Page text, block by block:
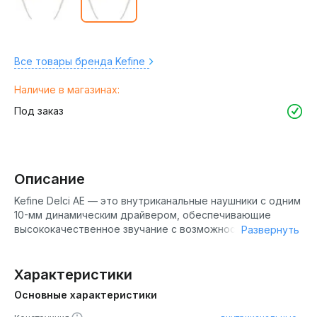
Все товары бренда Kefine
Наличие в магазинах:
Под заказ
Описание
Kefine Delci AE — это внутриканальные наушники с одним
10-мм динамическим драйвером, обеспечивающие
высококачественное звучание с возможностью тюнинга
разработанную в сотрудничестве с Angel Ears, и
идеально подходят для пользователей, ищущих
универсальное решение с чистым, детализированным
звуком от любых источников.
Развернуть
Характеристики
Основные характеристики